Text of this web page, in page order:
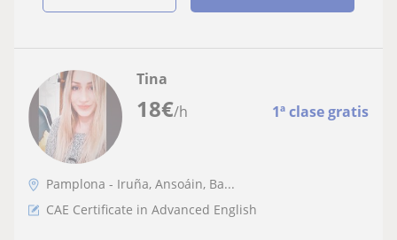
18€/h 1ª clase gratis
Tina
Pamplona - Iruña, Ansoáin, Ba...
CAE Certificate in Advanced English